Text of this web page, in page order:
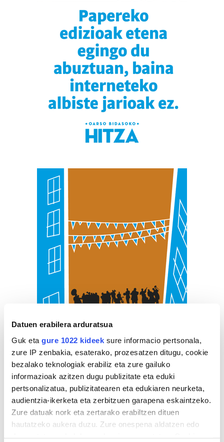
Datuen erabilera arduratsua
Guk eta gure 1022 kideek sure informacio pertsonala,
zure IP zenbakia, esaterako, prozesatzen ditugu, cookie
bezalako teknologiak erabiliz eta zure gailuko
informazioak azitzen dugu publizitate eta eduki
pertsonalizatua, publizitatearen eta edukiaren neurketa,
audientzia-ikerketa eta zerbitzuen garapena eskaintzeko.
Zure datuak nork eta zertarako erabiltzen dituen
hautatzeko aukera duzu. Zure onespena aldatzen edo